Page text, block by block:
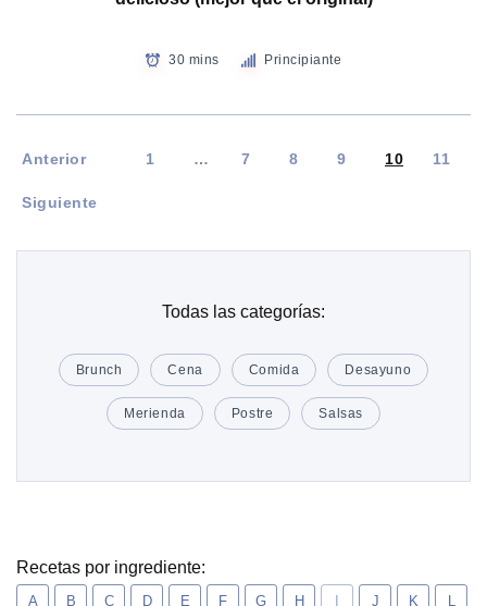
30 mins Principiante
Anterior 1 … 7 8 9 10 11
Siguiente
Todas las categorías:
Brunch Cena Comida Desayuno
Merienda Postre Salsas
Recetas por ingrediente:
A B C D E F G H I J K L